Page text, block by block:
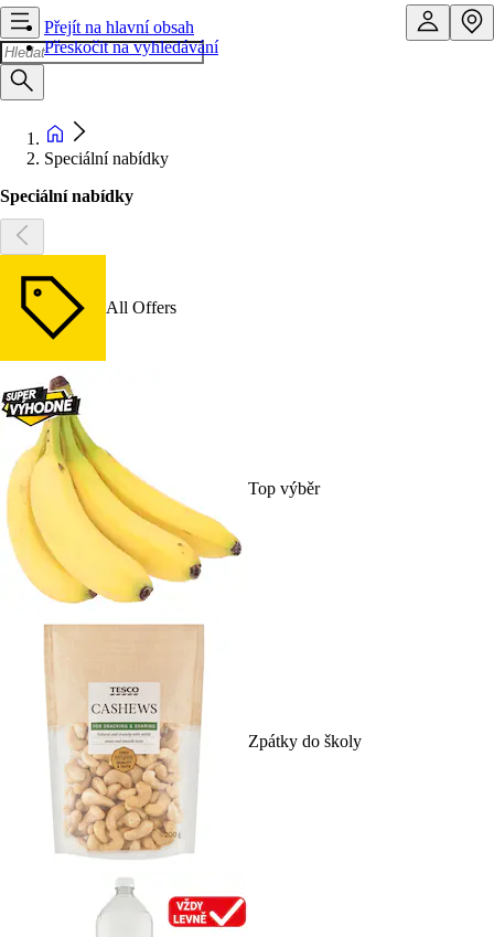
Přejít na hlavní obsah
Přeskočit na vyhledávání
Speciální nabídky
Speciální nabídky
All Offers
Top výběr
Zpátky do školy